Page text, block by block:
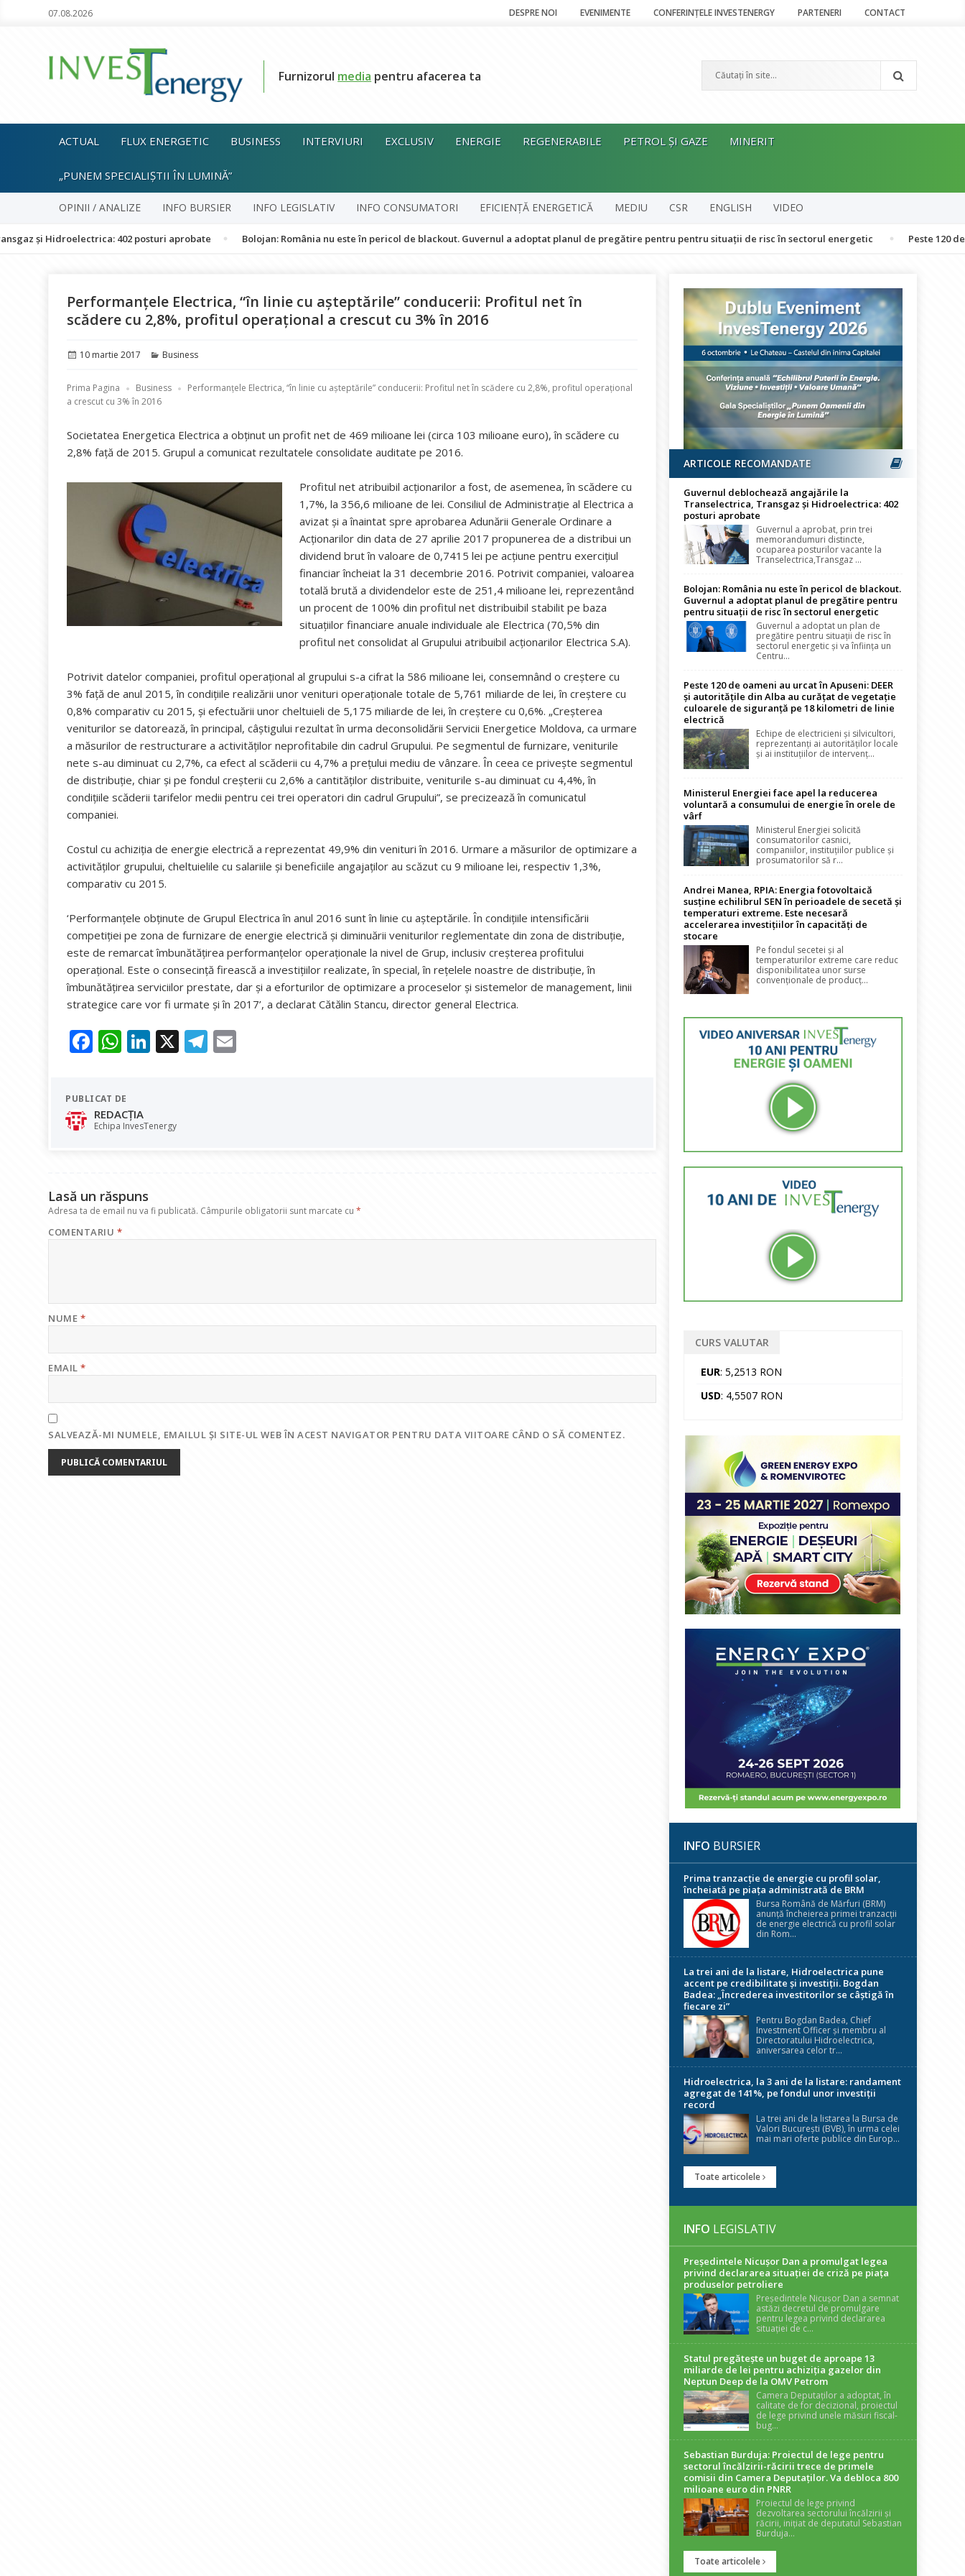
07.08.2026 DESPRE NOI EVENIMENTE CONFERINȚELE INVESTENERGY PARTENERI CONTACT
Furnizorul media pentru afacerea ta
ACTUAL FLUX ENERGETIC BUSINESS INTERVIURI EXCLUSIV ENERGIE REGENERABILE PETROL ȘI GAZE MINERIT
„PUNEM SPECIALIȘTII ÎN LUMINĂ”
OPINII / ANALIZE INFO BURSIER INFO LEGISLATIV INFO CONSUMATORI EFICIENȚĂ ENERGETICĂ MEDIU CSR ENGLISH VIDEO
402 posturi aprobate Bolojan: România nu este în pericol de blackout. Guvernul a adoptat planul de pregătire pentru pentru situații de risc în sectorul energetic Peste 120 de
Performanţele Electrica, “în linie cu aşteptările” conducerii: Profitul net în
scădere cu 2,8%, profitul operaţional a crescut cu 3% în 2016
Publicat
10 martie 2017 Categorii
Business
Prima Pagina Business
Performanţele Electrica, “în linie cu aşteptările” conducerii: Profitul net în scădere cu 2,8%, profitul operaţional
a crescut cu 3% în 2016
Societatea Energetica Electrica a obţinut un profit net de 469 milioane lei (circa 103 milioane euro), în scădere cu
2,8% faţă de 2015. Grupul a comunicat rezultatele consolidate auditate pe 2016.
Profitul net atribuibil acţionarilor a fost, de asemenea, în scădere cu
1,7%, la 356,6 milioane de lei. Consiliul de Administraţie al Electrica a
avizat şi a înaintat spre aprobarea Adunării Generale Ordinare a
Acţionarilor din data de 27 aprilie 2017 propunerea de a distribui un
dividend brut în valoare de 0,7415 lei pe acţiune pentru exerciţiul
financiar încheiat la 31 decembrie 2016. Potrivit companiei, valoarea
totală brută a dividendelor este de 251,4 milioane lei, reprezentând
un procent de 100% din profitul net distribuibil stabilit pe baza
situaţiilor financiare anuale individuale ale Electrica (70,5% din
profitul net consolidat al Grupului atribuibil acţionarilor Electrica S.A).
Potrivit datelor companiei, profitul operaţional al grupului s-a cifrat la 586 milioane lei, consemnând o creştere cu
3% faţă de anul 2015, în condiţiile realizării unor venituri operaţionale totale de 5,761 miliarde de lei, în creştere cu
0,8% comparativ cu 2015, şi efectuării unor cheltuieli de 5,175 miliarde de lei, în creştere cu 0,6%. „Creşterea
veniturilor se datorează, în principal, câştigului rezultat în urma deconsolidării Servicii Energetice Moldova, ca urmare
a măsurilor de restructurare a activităţilor neprofitabile din cadrul Grupului. Pe segmentul de furnizare, veniturile
nete s-au diminuat cu 2,7%, ca efect al scăderii cu 4,7% a preţului mediu de vânzare. În ceea ce priveşte segmentul
de distribuţie, chiar şi pe fondul creşterii cu 2,6% a cantităţilor distribuite, veniturile s-au diminuat cu 4,4%, în
condiţiile scăderii tarifelor medii pentru cei trei operatori din cadrul Grupului”, se precizează în comunicatul
companiei.
Costul cu achiziţia de energie electrică a reprezentat 49,9% din venituri în 2016. Urmare a măsurilor de optimizare a
activităţilor grupului, cheltuielile cu salariile şi beneficiile angajaţilor au scăzut cu 9 milioane lei, respectiv 1,3%,
comparativ cu 2015.
‘Performanţele obţinute de Grupul Electrica în anul 2016 sunt în linie cu aşteptările. În condiţiile intensificării
competiţiei pe zona de furnizare de energie electrică şi diminuării veniturilor reglementate din zona de distribuţie,
este de remarcat îmbunătăţirea performanţelor operaţionale la nivel de Grup, inclusiv creşterea profitului
operaţional. Este o consecinţă firească a investiţiilor realizate, în special, în reţelele noastre de distribuţie, în
îmbunătăţirea serviciilor prestate, dar şi a eforturilor de optimizare a proceselor şi sistemelor de management, linii
strategice care vor fi urmate şi în 2017’, a declarat Cătălin Stancu, director general Electrica.
F
e
b
o
W
at
s
A
Li
dI
X T
PUBLICAT DE
REDACȚIA
Echipa InvesTenergy
Lasă un răspuns
Adresa ta de email nu va fi publicată. Câmpurile obligatorii sunt marcate cu*
COMENTARIU *
NUME *
EMAIL*
SALVEAZĂ-MI NUMELE, EMAILUL ȘI SITE-UL WEB ÎN ACEST NAVIGATOR PENTRU DATA VIITOARE CÂND O SĂ COMENTEZ.
ARTICOLE RECOMANDATE
Guvernul deblochează angajările la
Transelectrica, Transgaz și Hidroelectrica: 402
posturi aprobate
Guvernul a aprobat, prin trei
memorandumuri distincte,
ocuparea posturilor vacante la
Transelectrica,Transgaz ...
Bolojan: România nu este în pericol de blackout.
Guvernul a adoptat planul de pregătire pentru
pentru situații de risc în sectorul energetic
Guvernul a adoptat un plan de
pregătire pentru situații de risc în
sectorul energetic și va înființa un
Centru...
Peste 120 de oameni au urcat în Apuseni: DEER
și autoritățile din Alba au curățat de vegetație
culoarele de siguranță pe 18 kilometri de linie
electrică
Echipe de electricieni și silvicultori,
reprezentanți ai autorităților locale
și ai instituțiilor de intervenț...
Ministerul Energiei face apel la reducerea
voluntară a consumului de energie în orele de
vârf
Ministerul Energiei solicită
consumatorilor casnici,
companiilor, instituțiilor publice și
prosumatorilor să r...
Andrei Manea, RPIA: Energia fotovoltaică
susține echilibrul SEN în perioadele de secetă și
temperaturi extreme. Este necesară
accelerarea investițiilor în capacități de
stocare
Pe fondul secetei și al
temperaturilor extreme care reduc
disponibilitatea unor surse
convenționale de producț...
CURS VALUTAR
EUR: 5,2513 RON
USD: 4,5507 RON
INFO BURSIER
Prima tranzacție de energie cu profil solar,
încheiată pe piața administrată de BRM
Bursa Română de Mărfuri (BRM)
anunță încheierea primei tranzacții
de energie electrică cu profil solar
din Rom...
La trei ani de la listare, Hidroelectrica pune
accent pe credibilitate și investiții. Bogdan
Badea: „Încrederea investitorilor se câștigă în
fiecare zi”
Pentru Bogdan Badea, Chief
Investment Officer și membru al
Directoratului Hidroelectrica,
aniversarea celor tr...
Hidroelectrica, la 3 ani de la listare: randament
agregat de 141%, pe fondul unor investiții
record
La trei ani de la listarea la Bursa de
Valori București (BVB), în urma celei
mai mari oferte publice din Europ...
Toate articolele
INFO LEGISLATIV
Președintele Nicuşor Dan a promulgat legea
privind declararea situaţiei de criză pe piaţa
produselor petroliere
Președintele Nicușor Dan a semnat
astăzi decretul de promulgare
pentru legea privind declararea
situației de c...
Statul pregătește un buget de aproape 13
miliarde de lei pentru achiziția gazelor din
Neptun Deep de la OMV Petrom
Camera Deputaților a adoptat, în
calitate de for decizional, proiectul
de lege privind unele măsuri fiscal-
bug...
Sebastian Burduja: Proiectul de lege pentru
sectorul încălzirii-răcirii trece de primele
comisii din Camera Deputaților. Va debloca 800
milioane euro din PNRR
Proiectul de lege privind
dezvoltarea sectorului încălzirii și
răcirii, inițiat de deputatul Sebastian
Burduja...
Toate articolele